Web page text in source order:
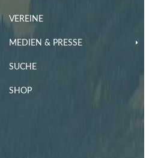
VEREINE
MEDIEN & PRESSE
SUCHE
SHOP